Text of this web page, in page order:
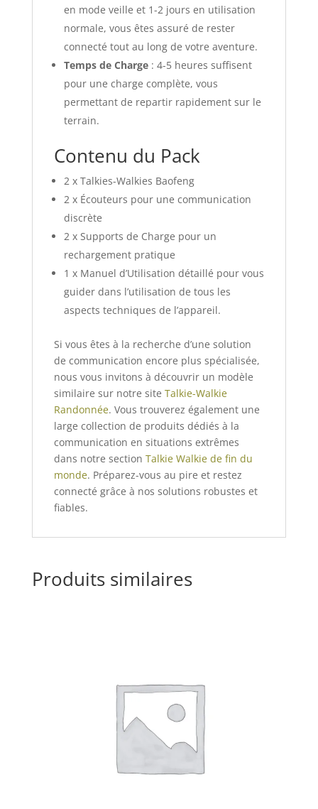
en mode veille et 1-2 jours en utilisation
normale, vous êtes assuré de rester
connecté tout au long de votre aventure.
Temps de Charge: 4-5 heures suffisent
pour une charge complète, vous
permettant de repartir rapidement sur le
terrain.
Contenu du Pack
2 x Talkies-Walkies Baofeng
2 x Écouteurs pour une communication
discrète
2 x Supports de Charge pour un
rechargement pratique
1 x Manuel d’Utilisation détaillé pour vous
guider dans l’utilisation de tous les
aspects techniques de l’appareil.
Si vous êtes à la recherche d’une solution
de communication encore plus spécialisée,
nous vous invitons à découvrir un modèle
similaire sur notre site Talkie-Walkie
Randonnée. Vous trouverez également une
large collection de produits dédiés à la
communication en situations extrêmes
dans notre section Talkie Walkie de fin du
monde. Préparez-vous au pire et restez
connecté grâce à nos solutions robustes et
fiables.
Produits similaires